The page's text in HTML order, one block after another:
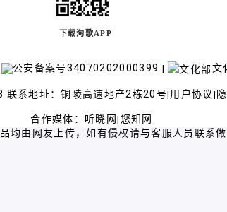
下载淘歌APP
公安备案号34070202000399 | 文
系地址：铜陵高速地产2栋20号| 用户协议 |
合作媒体： 听晓网| 您知网
均由网友上传，如有侵权请与客服人员联系